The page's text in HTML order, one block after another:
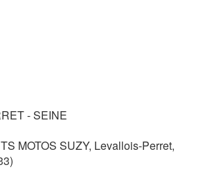
- SEINE
MOTOS SUZY, Levallois-Perret,